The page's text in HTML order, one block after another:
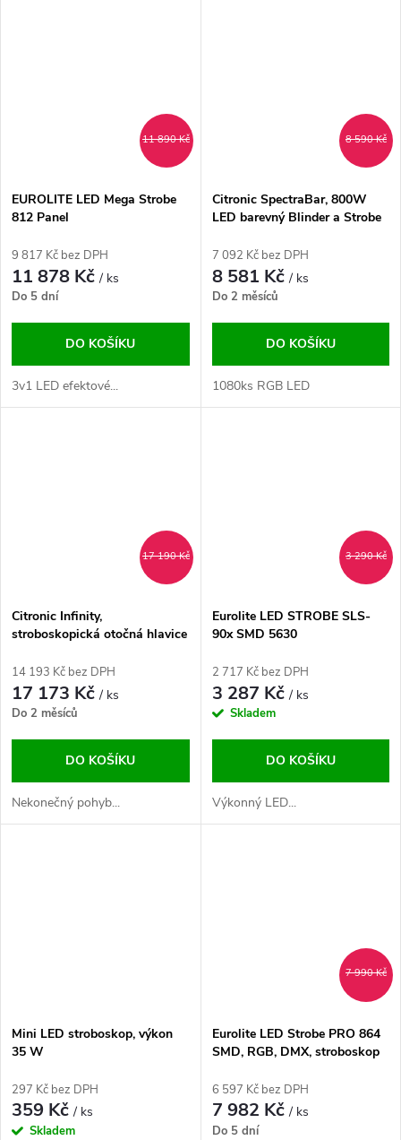
11 890 Kč
EUROLITE LED Mega Strobe
812 Panel
9 817 Kč bez DPH
11 878 Kč/ ks
Do 5 dní
DO KOŠÍKU
3v1 LED efektové...
8 590 Kč
Citronic SpectraBar, 800W
LED barevný Blinder a Strobe
7 092 Kč bez DPH
8 581 Kč/ ks
Do 2 měsíců
DO KOŠÍKU
1080ks RGB LED
17 190 Kč
Citronic Infinity,
stroboskopická otočná hlavice
14 193 Kč bez DPH
17 173 Kč/ ks
Do 2 měsíců
DO KOŠÍKU
Nekonečný pohyb...
3 290 Kč
Eurolite LED STROBE SLS-
90x SMD 5630
2 717 Kč bez DPH
3 287 Kč/ ks
Skladem
DO KOŠÍKU
Výkonný LED...
Mini LED stroboskop, výkon
35 W
297 Kč bez DPH
359 Kč/ ks
Skladem
7 990 Kč
Eurolite LED Strobe PRO 864
SMD, RGB, DMX, stroboskop
6 597 Kč bez DPH
7 982 Kč/ ks
Do 5 dní